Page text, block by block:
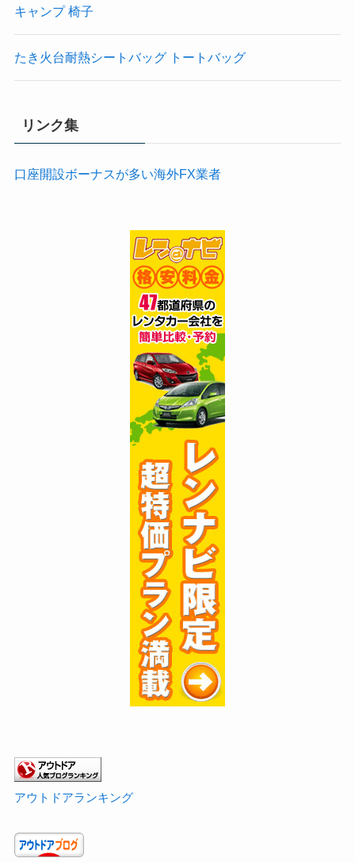
キャンプ 椅子
たき火台耐熱シートバッグ トートバッグ
リンク集
口座開設ボーナスが多い海外FX業者
アウトドアランキング